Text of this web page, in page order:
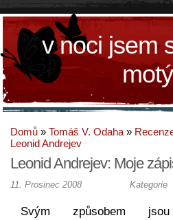
v noci jsem
Domů » Tomáš V. Odaha »
Leonid Andrejev
Leonid Andrejev: Moje
Kategorie
11. Prosinec 2008
Svým způsobem jsou